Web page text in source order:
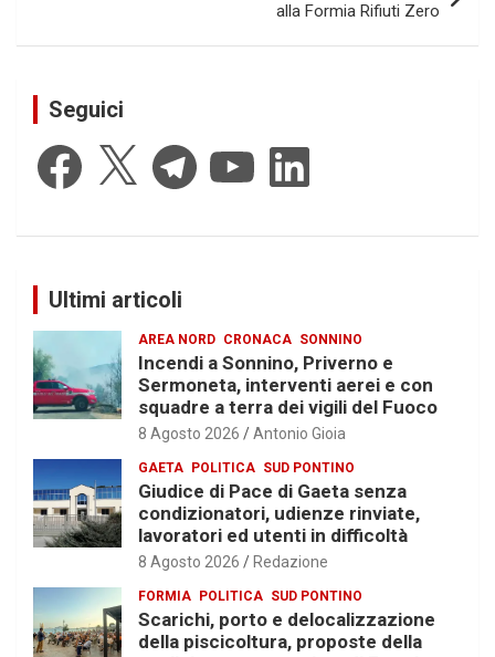
alla Formia Rifiuti Zero
Seguici
Facebook Telegram YouTube LinkedIn
Ultimi articoli
AREA NORD CRONACA SONNINO
Incendi a Sonnino, Priverno e
Sermoneta, interventi aerei e con
squadre a terra dei vigili del Fuoco
8 Agosto 2026 Antonio Gioia
GAETA POLITICA SUD PONTINO
Giudice di Pace di Gaeta senza
condizionatori, udienze rinviate,
lavoratori ed utenti in difficoltà
8 Agosto 2026 Redazione
FORMIA POLITICA SUD PONTINO
Scarichi, porto e delocalizzazione
della piscicoltura, proposte della